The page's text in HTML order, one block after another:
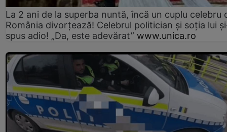
La 2 ani de la superba nuntă, încă un cuplu celebru
România divorțează! Celebrul politician și soția lui
spus adio! „Da, este adevărat” www.unica.ro